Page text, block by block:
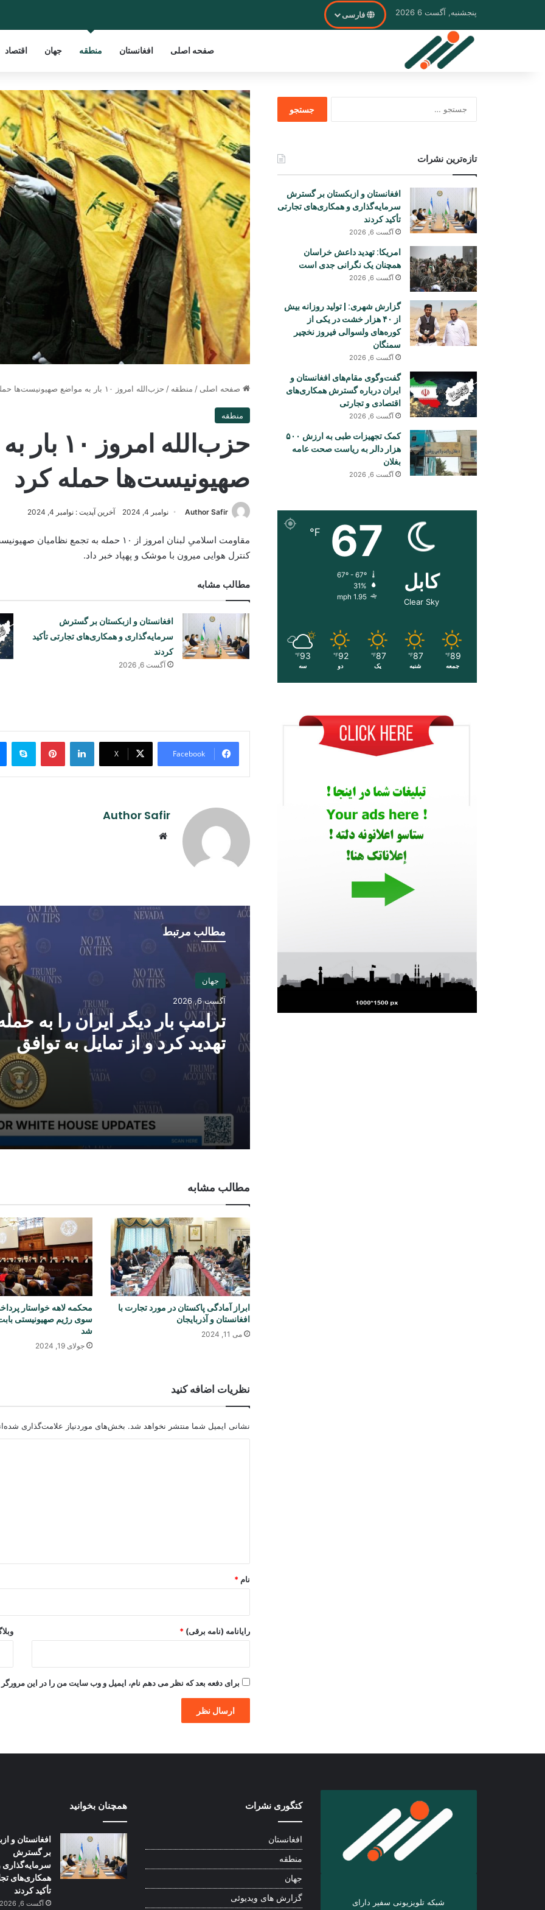
پنجشنبه, آگست 6 2026 فارسی
صفحه اصلی افغانستان منطقه جهان اقتصاد
صفحه اصلی / منطقه / حزب‌الله امروز ۱۰ بار به مواضع صهیونیست‌ها حمله کرد
منطقه
حزب‌الله
صهیونیست‌ها حمله کرد
Author Safir نوامبر 4, 2024 آخرین آپدیت : نوامبر 4, 2024
مقاومت اسلامیِ لبنان امروز از ۱۰ حمله
کنترل هوایی میرون با موشک و پهپاد خبر داد.
مطالب مشابه
افغانستان و ازبکستان بر گسترش
سرمایه‌گذاری و همکاری‌های تجارتی تأکید
کردند
آگست 6, 2026
Facebook
X
LinkedIn
Pinterest
Author Safir
مطالب مرتبط
جهان
آگست 6, 2026
ترامپ بار دیگر ایران را به
تهدید کرد و از تمایل به توافق
سخن گفت
مطالب مشابه
ابراز آمادگی پاکستان در مورد تجارت با
افغانستان و آذربایجان
می 11, 2024
محکمه لاهه خواستار
سوی رژیم صهیونیستی
شد
جولای 19, 2024
نظریات اضافه کنید
نشانی ایمیل شما منتشر نخواهد شد. بخش‌های موردنیاز علامت‌گذاری
نام *
رایانامه (نامه برقی) *
برای دفعه بعد که نظر می دهم نام، ایمیل و وب سایت من را در این مرورگر
تازه‌ترین نشرات
افغانستان و ازبکستان بر گسترش
سرمایه‌گذاری و همکاری‌های تجارتی
تأکید کردند
آگست 6, 2026
امریکا: تهدید داعش خراسان
همچنان یک نگرانی جدی است
آگست 6, 2026
گزارش شهری: | تولید روزانه بیش
از ۴۰ هزار خشت در یکی از
کوره‌های ولسوالی فیروز نخچیر
سمنگان
آگست 6, 2026
گفت‌وگوی مقام‌های افغانستان و
ایران درباره گسترش همکاری‌های
اقتصادی و تجارتی
آگست 6, 2026
کمک تجهیزات طبی به ارزش ۵۰۰
هزار دالر به ریاست صحت عامه
بغلان
آگست 6, 2026
کابل
Clear Sky
67
℉
31%
1.95 mph
89
℉
جمعه
87
℉
شنبه
87
℉
یک
92
℉
دو
93
℉
سه
شبکه تلویزیونی سفیر دارای
کتگوری نشرات
افغانستان
منطقه
جهان
گزارش های ویدیوئی
همچنان بخوانید
افغانستان و
بر گسترش
سرمایه‌گذاری
همکاری‌های
تأکید کردند
آگست 6, 2026